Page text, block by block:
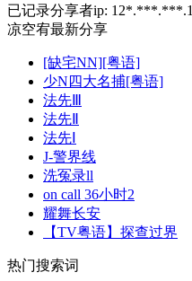
已记录分享者ip: 12*.***.***.1
凉空宥最新分享
[缺宅NN][粤语]
少N四大名捕[粤语]
法先Ⅲ
法先Ⅱ
法先Ⅰ
J-警界线
洗冤录ll
on call 36小时2
耀舞长安
【TV粤语】探查过界
热门搜索词